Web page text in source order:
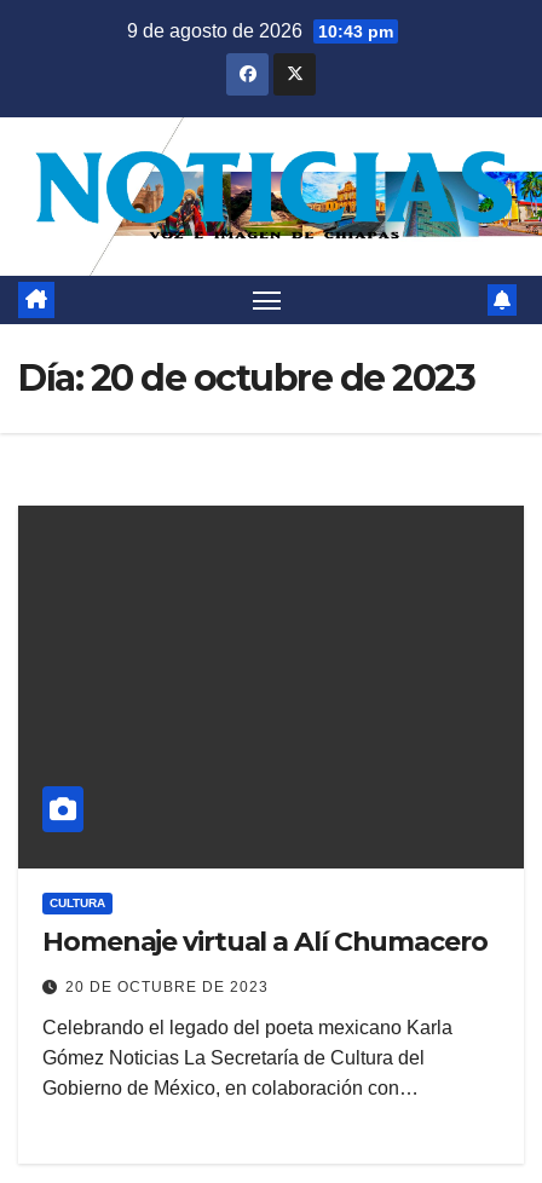
9 de agosto de 2026 10:43 pm
Día:20 de octubre de 2023
CULTURA
Homenaje virtual a Alí Chumacero
20 DE OCTUBRE DE 2023
Celebrando el legado del poeta mexicano Karla
Gómez Noticias La Secretaría de Cultura del
Gobierno de México, en colaboración con…